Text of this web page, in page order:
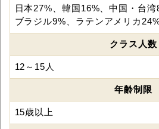
日本27%、韓国16%、中国・台湾
ブラジル9%、ラテンアメリカ
クラス人数
12～15人
年齢制限
15歳以上